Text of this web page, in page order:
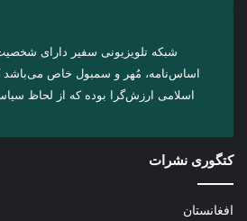
شبکه تلویزیونی سفیر دارای
اساس‌نامه، مُهر و سمبول خاص می‌باشد
اسلامی ارزش‌گرا بوده که از لحاظ
کتگوری نشرات
افغانستان